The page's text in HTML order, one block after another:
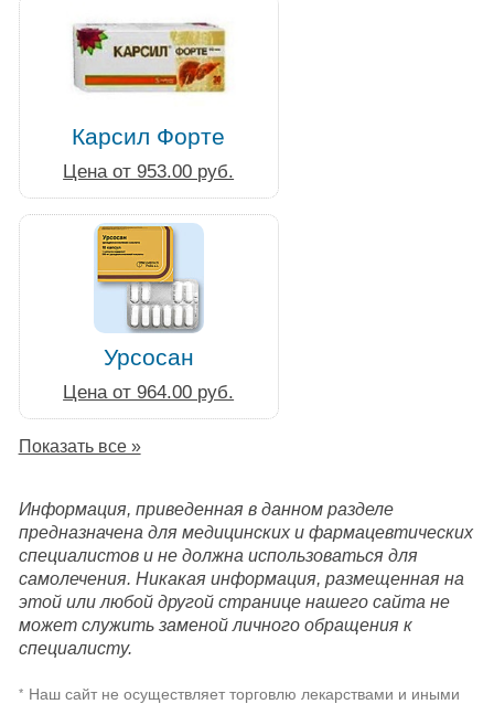
Карсил Форте
Цена от 953.00 руб.
Урсосан
Цена от 964.00 руб.
Показать все »
Информация, приведенная в данном разделе
предназначена для медицинских и фармацевтических
специалистов и не должна использоваться для
самолечения. Никакая информация, размещенная на
этой или любой другой странице нашего сайта не
может служить заменой личного обращения к
специалисту.
* Наш сайт не осуществляет торговлю лекарствами и иными